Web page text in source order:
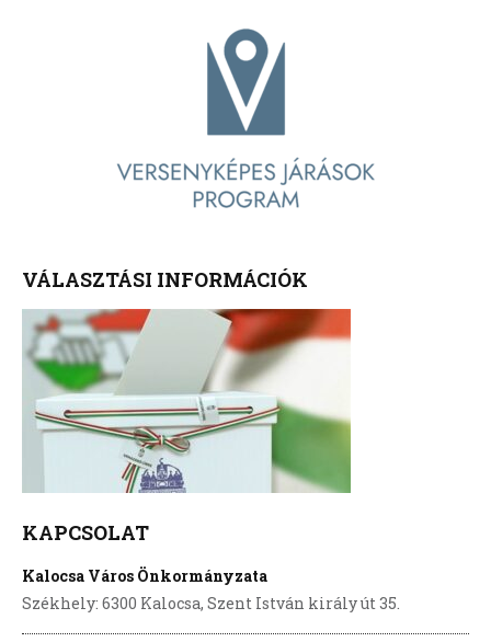
VÁLASZTÁSI INFORMÁCIÓK
KAPCSOLAT
Kalocsa Város Önkormányzata
Székhely: 6300 Kalocsa, Szent István király út 35.